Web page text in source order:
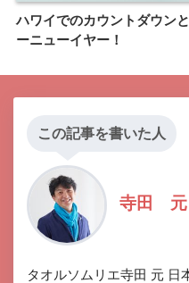
ハワイでのカウントダウン
ーニューイヤー！
この記事を書いた人
寺田 元
タオルソムリエ寺田 元 日